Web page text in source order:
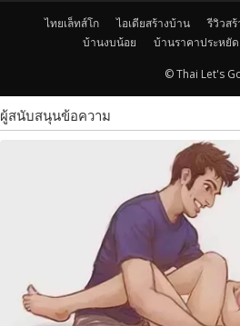
ไทยเล็ทส์โก ไอเดียสร้างบ้าน รีวิวส
บ้านงบน้อย
บ้านราคาประหยัด
© Thai Let's